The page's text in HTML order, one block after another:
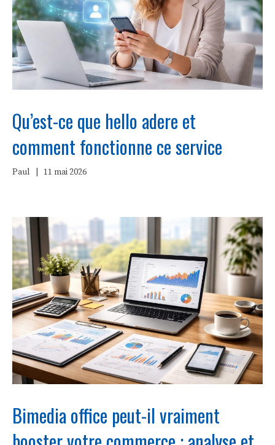
Qu’est-ce que hello adere et
comment fonctionne ce service
Paul 11 mai 2026
Bimedia office peut-il vraiment